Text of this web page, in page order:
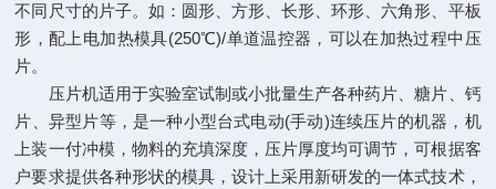
不同尺寸的片子。如：圆形、方形、长形、环形、六角形、平板
形，配上电加热模具(250℃)/单道温控器，可以在加热过程中压
片。
压片机适用于实验室试制或小批量生产各种药片、糖片、钙
片、异型片等，是一种小型台式电动(手动)连续压片的机器，机
上装一付冲模，物料的充填深度，压片厚度均可调节，可根据客
户要求提供各种形状的模具，设计上采用新研发的一体式技术，